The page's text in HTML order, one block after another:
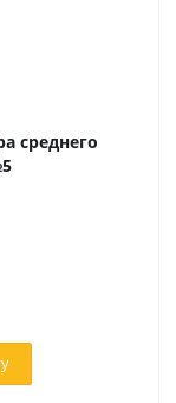
среднего